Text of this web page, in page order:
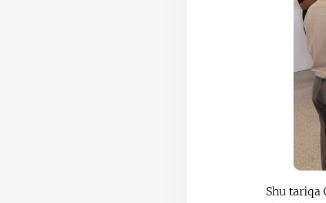
Shu tariqa